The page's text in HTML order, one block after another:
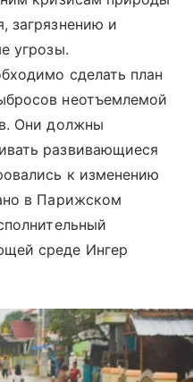
загрязнению и
угрозы.
сделать план
неотъемлемой
Они должны
развивающиеся
к изменению
в Парижском
среде Ингер